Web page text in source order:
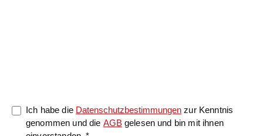
Ich habe die Datenschutzbestimmungen zur Kenntnis
genommen und die AGBgelesen und bin mit ihnen